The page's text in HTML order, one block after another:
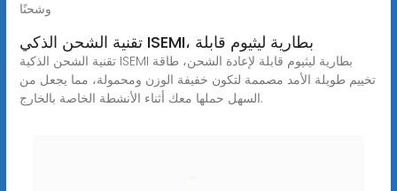
وشحنًا
تقنية الشحن الذكي ISEMI، بطارية ليثيوم قابلة
تقنية الشحن الذكية ISEMI بطارية ليثيوم قابلة لإعادة الشحن، طاقة
تخييم طويلة الأمد مصممة لتكون خفيفة الوزن ومحمولة، مما يجعل من
السهل حملها معك أثناء الأنشطة الخاصة بالخارج.